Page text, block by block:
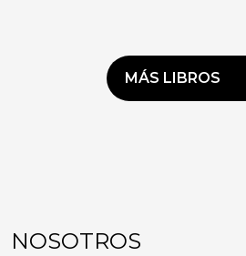
MÁS LIBROS
NOSOTROS